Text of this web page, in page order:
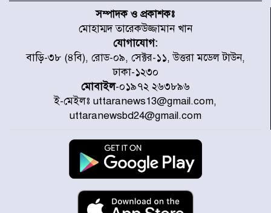
চূড়ান্ত পর্যায়ে : ইরান
প্রত্যেক অপরাধীর বিচার এ দেশেই
হবে, সে যত শক্তিশালীই হোক না কেন,
চট্টগ্রামে জুলাই গণঅভ্যুত্থান দিবসে
প্রতিমন্ত্রী মীর হেলাল
আগামী ৫ দিন বৃষ্টির আভাস
হাসিনার বক্তব্য প্রচারে ভারতের সমর্থন
সম্পাদক ও প্রকাশকঃ
মোহাম্মদ তারেকউজ্জামান খান
যোগাযোগ:
বাড়ি-৩৮ (৪বি), রোড-০৯, সেক্টর-১১, উত্তরা মডেল টাউন,
ঢাকা-১২৩০
মোবাইল-০১৯৭২ ২৬৩৮৯৬
ই-মেইলঃ uttaranews13@gmail.com,
uttaranewsbd24@gmail.com